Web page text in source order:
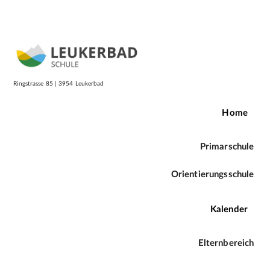
Homepage
Ringstrasse 85 | 3954 Leukerbad
Home
Primarschule
Orientierungsschule
Kalender
Elternbereich